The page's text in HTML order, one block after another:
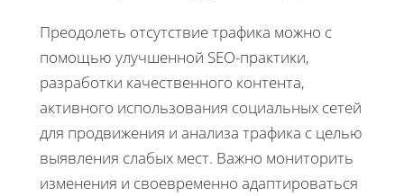
Преодолеть отсутствие трафика можно с
помощью улучшенной SEO-практики,
разработки качественного контента,
активного использования социальных сетей
для продвижения и анализа трафика с целью
выявления слабых мест. Важно мониторить
изменения и своевременно адаптироваться